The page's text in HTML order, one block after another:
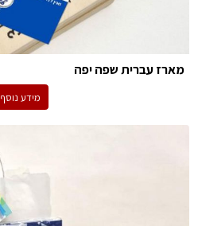
מארז עברית שפה יפה
מידע נוסף